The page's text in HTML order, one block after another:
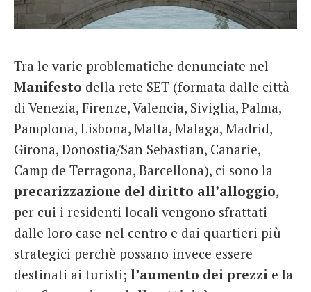
Tra le varie problematiche denunciate nel
Manifesto della rete SET (formata dalle città
di Venezia, Firenze, Valencia, Siviglia, Palma,
Pamplona, Lisbona, Malta, Malaga, Madrid,
Girona, Donostia/San Sebastian, Canarie,
Camp de Terragona, Barcellona), ci sono la
precarizzazione del diritto all’alloggio,
per cui i residenti locali vengono sfrattati
dalle loro case nel centro e dai quartieri più
strategici perchè possano invece essere
destinati ai turisti; l’aumento dei prezzi e la